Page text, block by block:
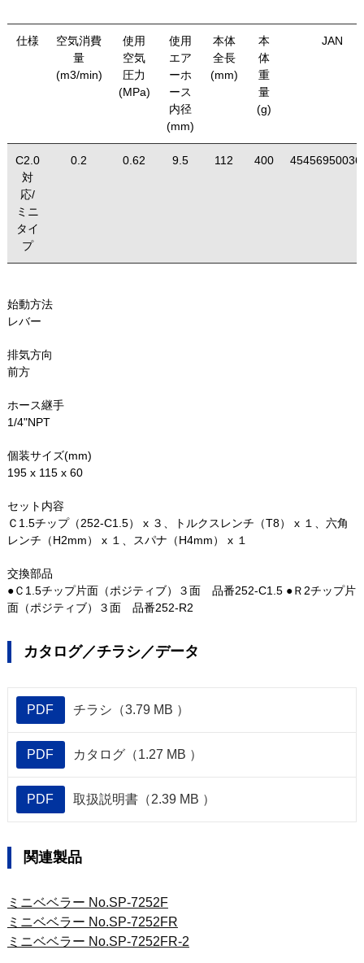
仕様
空気消費
量
(m3/min)
使用
空気
圧力
(MPa)
使用
エア
ーホ
ース
内径
(mm)
本体
全長
(mm)
本
体
重
量
(g)
JAN
C2.0
対
応/
ミニ
タイ
プ
0.2 0.62 9.5 112 400
始動方法
レバー
排気方向
前方
ホース継手
1/4"NPT
個装サイズ(mm)
195 x 115 x 60
セット内容
Ｃ1.5チップ（252-C1.5） x ３、トルクスレンチ（T8） x １、六角
レンチ（H2mm） x １、スパナ（H4mm） x １
交換部品
●Ｃ1.5チップ片面（ポジティブ）３面 品番252-C1.5 ●Ｒ2チップ片
面（ポジティブ）３面 品番252-R2
カタログ／チラシ／データ
PDF チラシ（3.79 MB ）
PDF カタログ（1.27 MB ）
PDF 取扱説明書（2.39 MB ）
関連製品
ミニベベラー No.SP-7252F
ミニベベラー No.SP-7252FR
ミニベベラー No.SP-7252FR-2